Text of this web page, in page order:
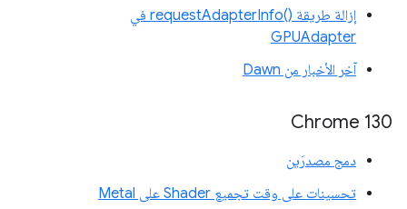
إزالة طريقة requestAdapterInfo()‎ في
GPUAdapter
آخر الأخبار من Dawn
Chrome 130
دمج مصدرَين
تحسينات على وقت تجميع Shader على Metal